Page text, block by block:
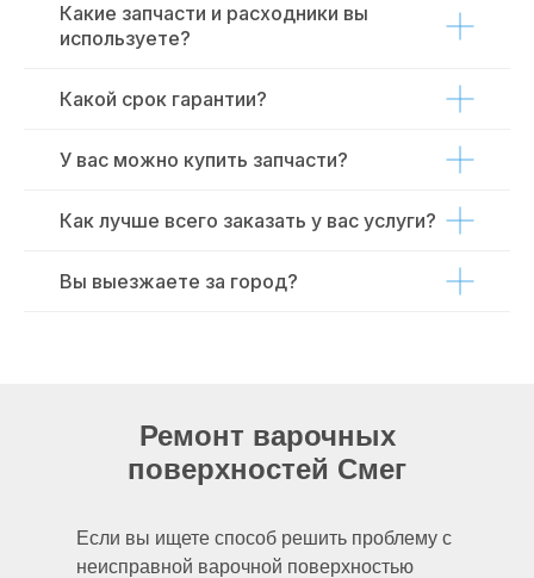
Какие запчасти и расходники вы
используете?
Какой срок гарантии?
У вас можно купить запчасти?
Как лучше всего заказать у вас услуги?
Вы выезжаете за город?
Если вы ищете способ решить проблему с
неисправной варочной поверхностью
Ремонт варочных
поверхностей Смег